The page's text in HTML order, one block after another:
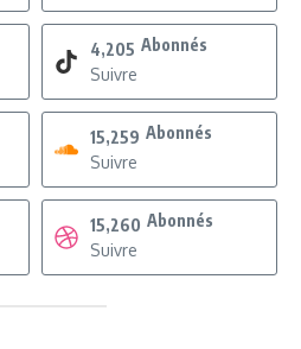
4,205 Abonnés
Suivre
15,259 Abonnés
Suivre
15,260 Abonnés
Suivre